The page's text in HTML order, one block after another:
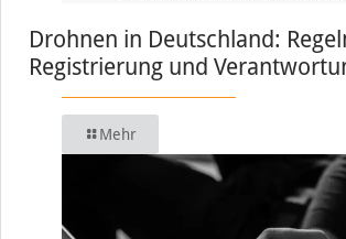
Drohnen in Deutschland:
Registrierung und
Mehr